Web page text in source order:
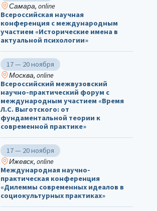
Самара, online
Всероссийская научная
конференция с международным
участием «Исторические имена в
актуальной психологии»
17 — 20 ноября
Москва, online
Всероссийский межвузовский
научно-практический форум с
международным участием «Время
Л.С. Выготского: от
фундаментальной теории к
современной практике»
17 — 20 ноября
Ижевск, online
Международная научно-
практическая конференция
«Дилеммы современных идеалов в
социокультурных практиках»